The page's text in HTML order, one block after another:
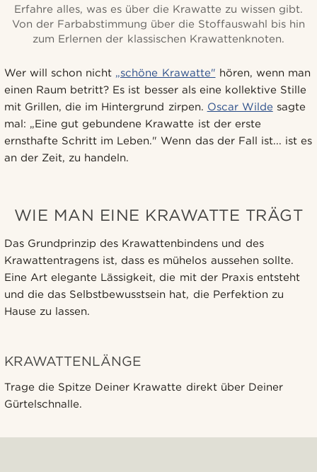
Erfahre alles, was es über die Krawatte zu wissen gibt.
Von der Farbabstimmung über die Stoffauswahl bis hin
zum Erlernen der klassischen Krawattenknoten.
Wer will schon nicht „schöne Krawatte" hören, wenn man
einen Raum betritt? Es ist besser als eine kollektive Stille
mit Grillen, die im Hintergrund zirpen. Oscar Wilde sagte
mal: „Eine gut gebundene Krawatte ist der erste
ernsthafte Schritt im Leben." Wenn das der Fall ist... ist es
an der Zeit, zu handeln.
WIE MAN EINE KRAWATTE TRÄGT
Das Grundprinzip des Krawattenbindens und des
Krawattentragens ist, dass es mühelos aussehen sollte.
Eine Art elegante Lässigkeit, die mit der Praxis entsteht
und die das Selbstbewusstsein hat, die Perfektion zu
Hause zu lassen.
KRAWATTENLÄNGE
Trage die Spitze Deiner Krawatte direkt über Deiner
Gürtelschnalle.